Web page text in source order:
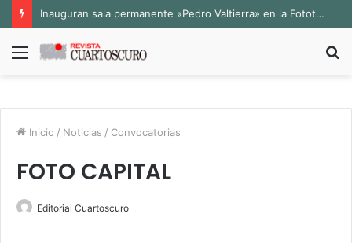
Inauguran sala permanente «Pedro Valtierra» en la Fototeca de Zacatecas
Menú
Inicio / Noticias / Convocatorias
FOTO CAPITAL
Editorial Cuartoscuro